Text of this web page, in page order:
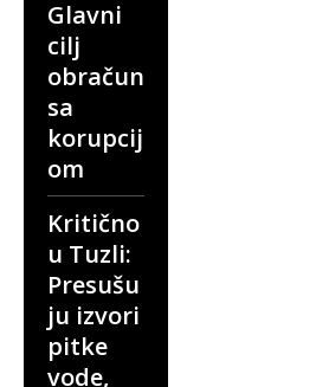
Glavni
cilj
obračun
sa
korupcij
om
Kritično
u Tuzli:
Presušu
ju izvori
pitke
vode,